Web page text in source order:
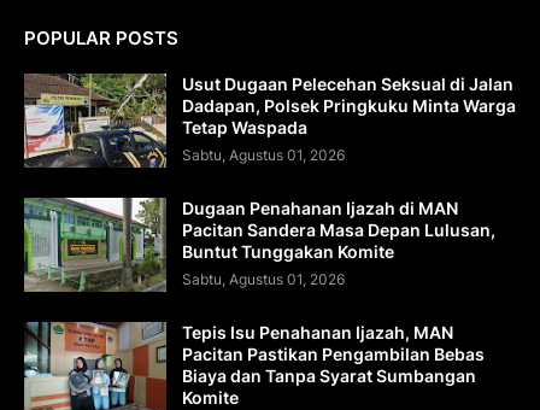
POPULAR POSTS
Usut Dugaan Pelecehan Seksual di Jalan
Dadapan, Polsek Pringkuku Minta Warga
Tetap Waspada
Sabtu, Agustus 01, 2026
Dugaan Penahanan Ijazah di MAN
Pacitan Sandera Masa Depan Lulusan,
Buntut Tunggakan Komite
Sabtu, Agustus 01, 2026
Tepis Isu Penahanan Ijazah, MAN
Pacitan Pastikan Pengambilan Bebas
Biaya dan Tanpa Syarat Sumbangan
Komite